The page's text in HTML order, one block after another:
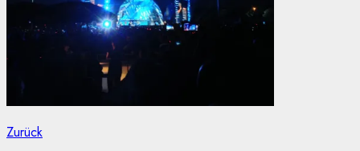
Beitragsnavigation
ZurückVorheriger